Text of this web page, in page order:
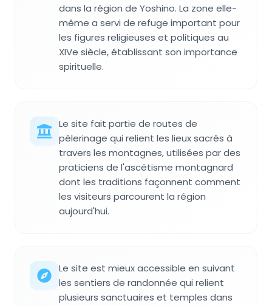
dans la région de Yoshino. La zone elle-
même a servi de refuge important pour
les figures religieuses et politiques au
XIVe siècle, établissant son importance
spirituelle.
Le site fait partie de routes de
pèlerinage qui relient les lieux sacrés à
travers les montagnes, utilisées par des
praticiens de l'ascétisme montagnard
dont les traditions façonnent comment
les visiteurs parcourent la région
aujourd'hui.
Le site est mieux accessible en suivant
les sentiers de randonnée qui relient
plusieurs sanctuaires et temples dans